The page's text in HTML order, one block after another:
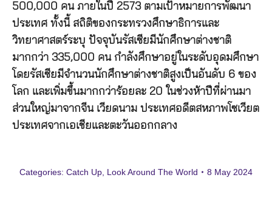
500,000 คน ภายในปี 2573 ตามเป้าหมายการพัฒนา
ประเทศ ทั้งนี้ สถิติของกระทรวงศึกษาธิการและ
วิทยาศาสตร์ระบุ ปัจจุบันรัสเซียมีนักศึกษาต่างชาติ
มากกว่า 335,000 คน กำลังศึกษาอยู่ในระดับอุดมศึกษา
โดยรัสเซียมีจำนวนนักศึกษาต่างชาติสูงเป็นอันดับ 6 ของ
โลก และเพิ่มขึ้นมากกว่าร้อยละ 20 ในช่วงห้าปีที่ผ่านมา
ส่วนใหญ่มาจากจีน เวียดนาม ประเทศอดีตสหภาพโซเวียต
ประเทศจากเอเชียและตะวันออกกลาง
Categories: Catch Up Look Around The World 8 May 2024